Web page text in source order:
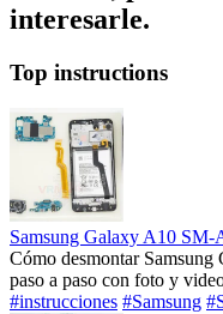
interesarle.
Top instructions
Samsung Galaxy A10 SM-
Cómo desmontar
paso a paso con foto y
#instrucciones #Samsung